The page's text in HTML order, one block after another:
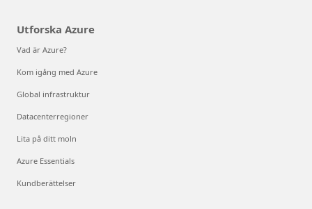
Utforska Azure
Vad är Azure?
Kom igång med Azure
Global infrastruktur
Datacenterregioner
Lita på ditt moln
Azure Essentials
Kundberättelser